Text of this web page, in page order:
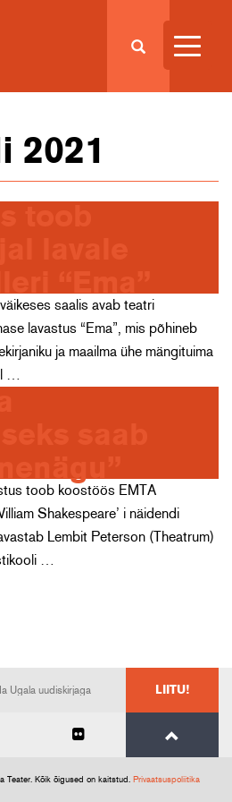
2021
saalis avab teatri
lavastus “Ema”, mis põhineb
ja maailma ühe mängituima
…
toob koostöös EMTA
Shakespeare’ i näidendi
Lembit Peterson (Theatrum)
…
LIITU!
Kõik õigused on kaitstud. Privaatsuspoliitika